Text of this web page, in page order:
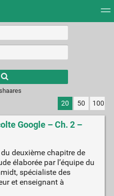
results.
20 50 100
Google – Ch. 2 –
deuxième chapitre de
élaborée par l’équipe du
spécialiste des
et enseignant à